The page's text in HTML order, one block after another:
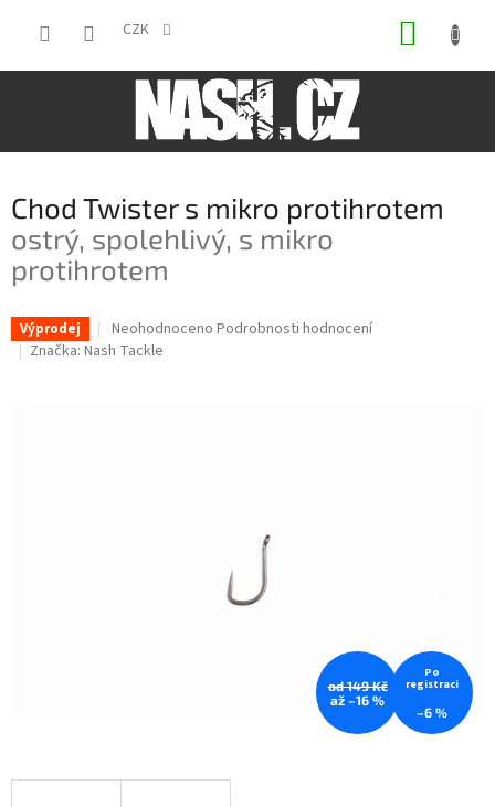
CZK
Chod Twister s mikro protihrotem
ostrý, spolehlivý, s mikro
protihrotem
Výprodej
Průměrné
hodnocení
Neohodnoceno Podrobnosti hodnocení
Značka: Nash Tackle
od 149 Kč
až –16 %
Po
registraci
–6 %